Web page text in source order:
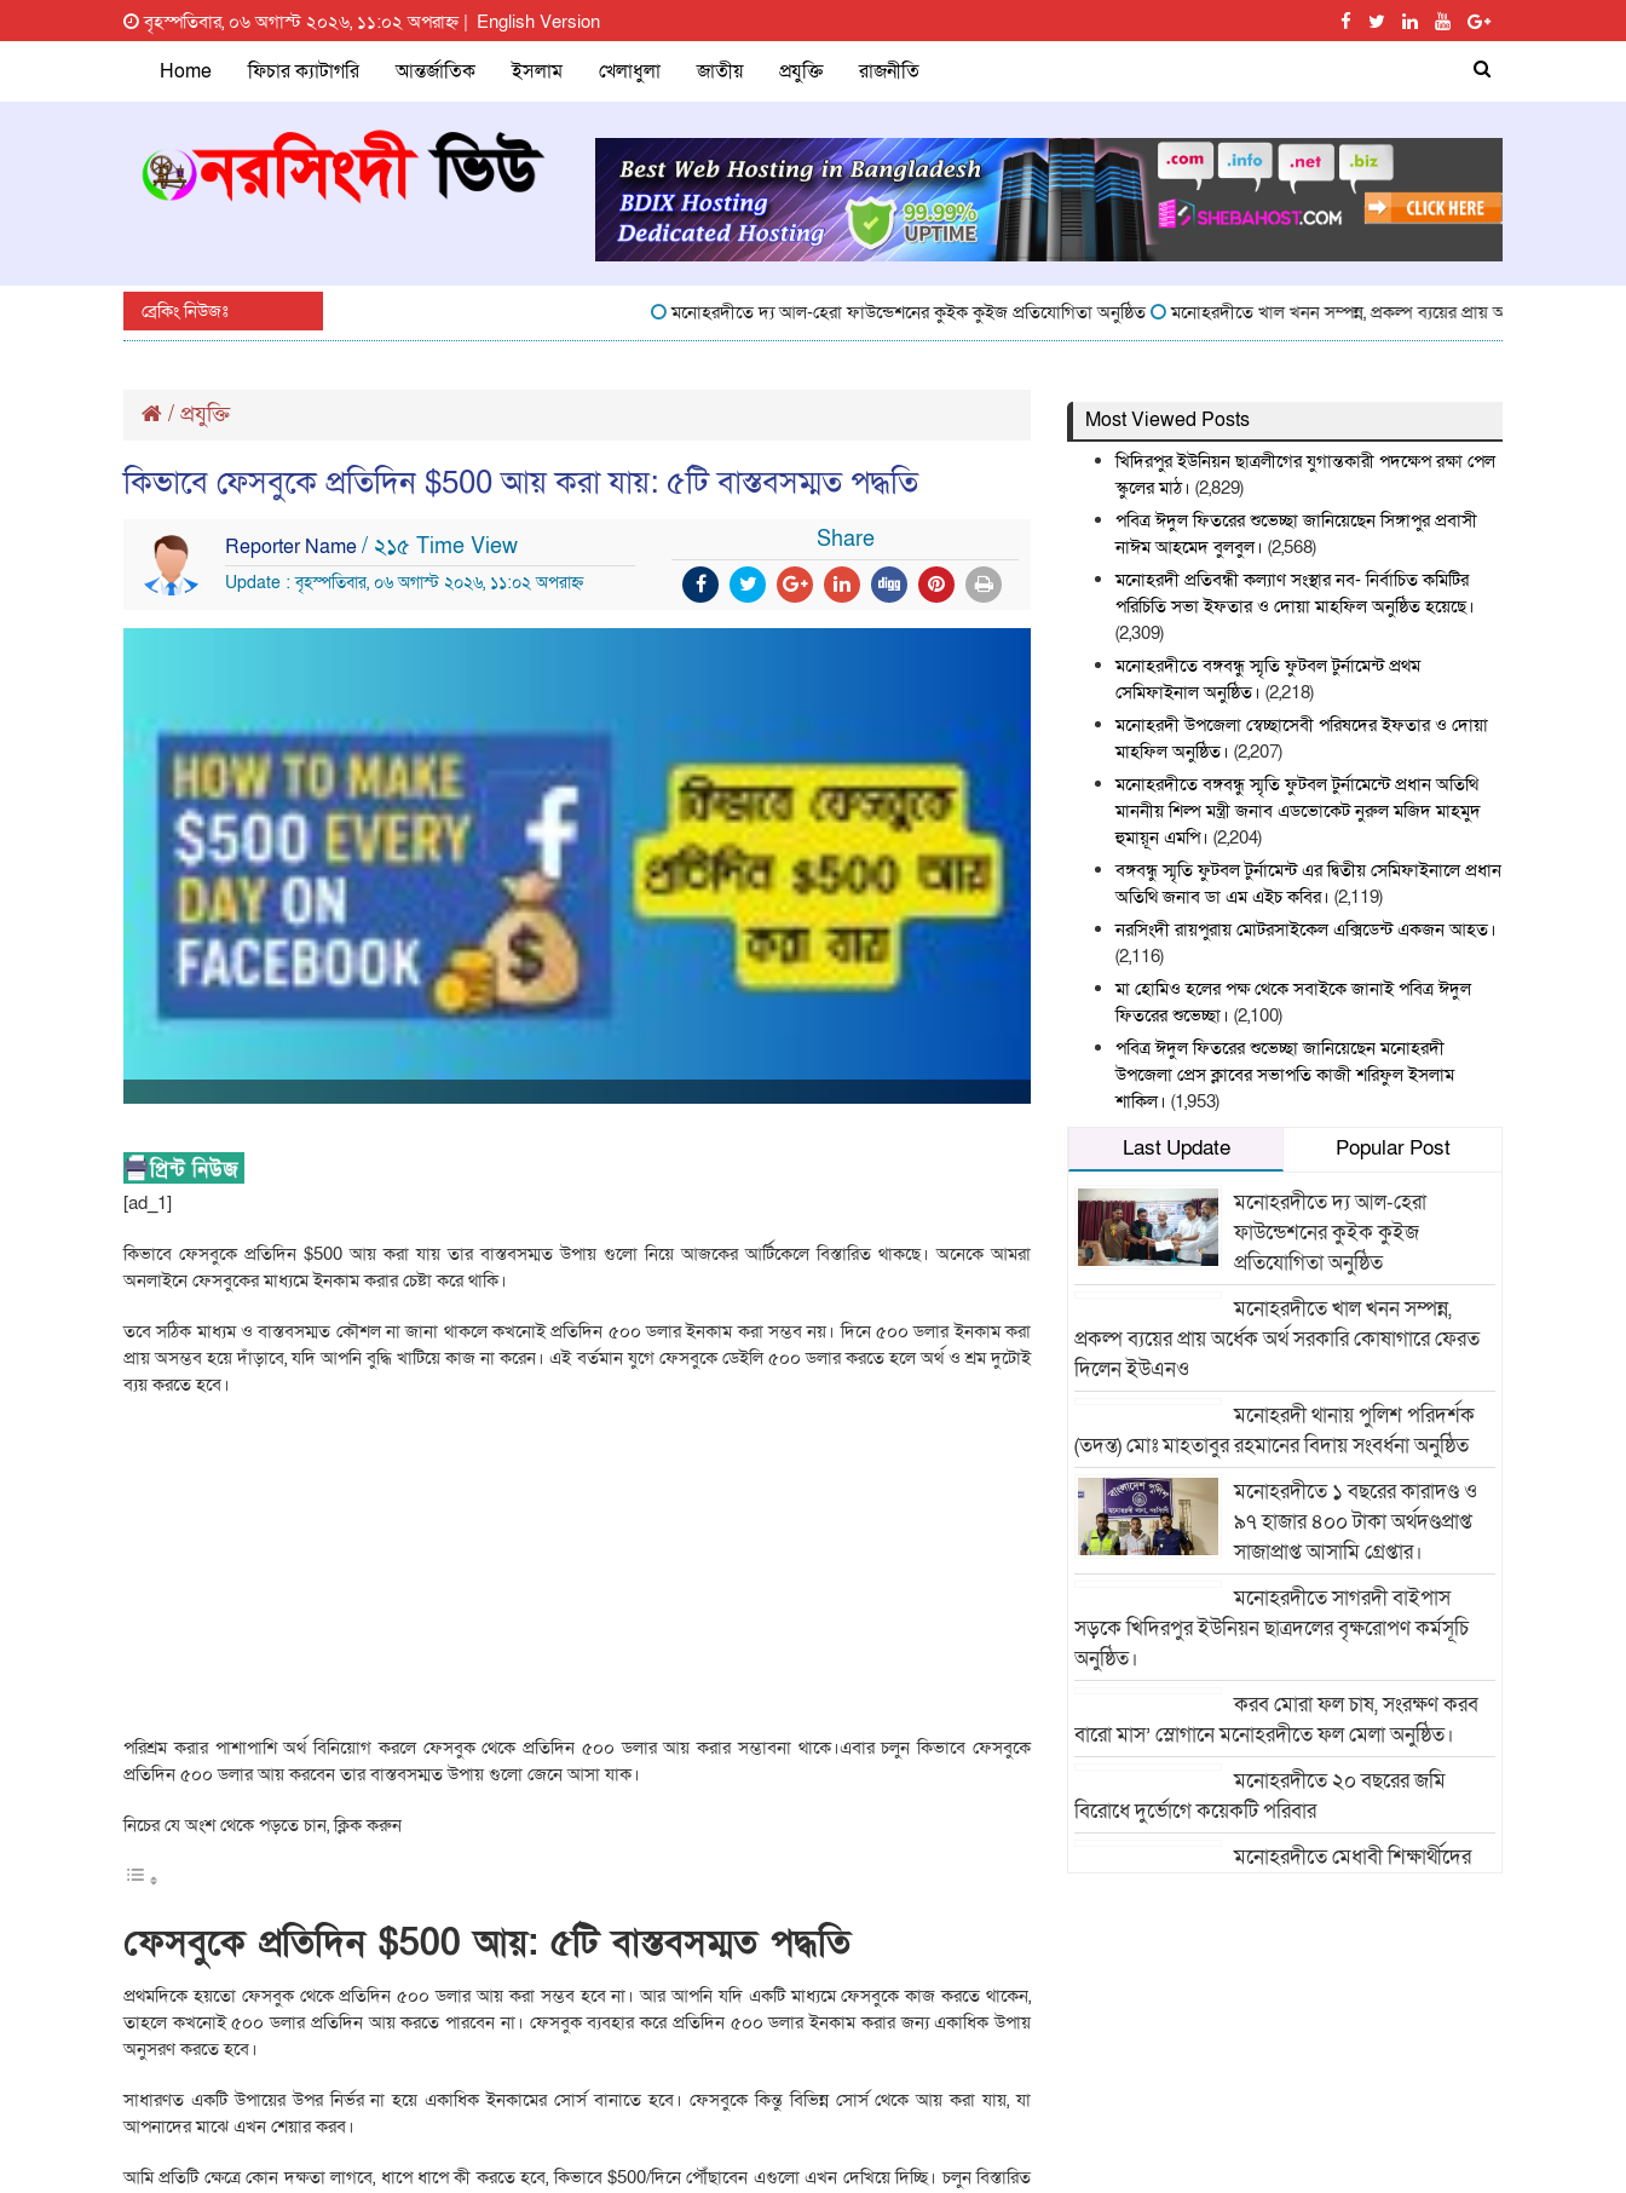
বৃহস্পতিবার, ০৬ অগাস্ট ২০২৬, ১১:০২ অপরাহ্ন | English Version
Home ফিচার ক্যাটাগরি আন্তর্জাতিক ইসলাম খেলাধুলা জাতীয় প্রযুক্তি রাজনীতি
ব্রেকিং নিউজঃ মনোহরদীতে দ্য আল-হেরা ফাউন্ডেশনের কুইক কুইজ প্রতিযোগিতা অনুষ্ঠিত মনোহরদীতে খাল খনন সম্পন্ন, প্রকল্প ব্যয়ের প্রায় অর্ধেক অর্থ সরকারি
/ প্রযুক্তি
কিভাবে ফেসবুকে প্রতিদিন $500 আয় করা যায়: ৫টি বাস্তবসম্মত পদ্ধতি
Reporter Name/ ২১৫ Time View
Update : বৃহস্পতিবার, ০৬ অগাস্ট ২০২৬, ১১:০২ অপরাহ্ন
Share
[ad_1]
কিভাবে ফেসবুকে প্রতিদিন $500 আয় করা যায় তার বাস্তবসম্মত উপায় গুলো নিয়ে আজকের আর্টিকেলে বিস্তারিত থাকছে। অনেকে আমরা
অনলাইনে ফেসবুকের মাধ্যমে ইনকাম করার চেষ্টা করে থাকি।
তবে সঠিক মাধ্যম ও বাস্তবসম্মত কৌশল না জানা থাকলে কখনোই প্রতিদিন ৫০০ ডলার ইনকাম করা সম্ভব নয়। দিনে ৫০০ ডলার ইনকাম করা
প্রায় অসম্ভব হয়ে দাঁড়াবে, যদি আপনি বুদ্ধি খাটিয়ে কাজ না করেন। এই বর্তমান যুগে ফেসবুকে ডেইলি ৫০০ ডলার করতে হলে অর্থ ও শ্রম দুটোই
ব্যয় করতে হবে।
পরিশ্রম করার পাশাপাশি অর্থ বিনিয়োগ করলে ফেসবুক থেকে প্রতিদিন ৫০০ ডলার আয় করার সম্ভাবনা থাকে।এবার চলুন কিভাবে ফেসবুকে
প্রতিদিন ৫০০ ডলার আয় করবেন তার বাস্তবসম্মত উপায় গুলো জেনে আসা যাক।
নিচের যে অংশ থেকে পড়তে চান, ক্লিক করুন
ফেসবুকে প্রতিদিন $500 আয়: ৫টি বাস্তবসম্মত পদ্ধতি
প্রথমদিকে হয়তো ফেসবুক থেকে প্রতিদিন ৫০০ ডলার আয় করা সম্ভব হবে না। আর আপনি যদি একটি মাধ্যমে ফেসবুকে কাজ করতে থাকেন,
তাহলে কখনোই ৫০০ ডলার প্রতিদিন আয় করতে পারবেন না। ফেসবুক ব্যবহার করে প্রতিদিন ৫০০ ডলার ইনকাম করার জন্য একাধিক উপায়
অনুসরণ করতে হবে।
সাধারণত একটি উপায়ের উপর নির্ভর না হয়ে একাধিক ইনকামের সোর্স বানাতে হবে। ফেসবুকে কিন্তু বিভিন্ন সোর্স থেকে আয় করা যায়, যা
আপনাদের মাঝে এখন শেয়ার করব।
আমি প্রতিটি ক্ষেত্রে কোন দক্ষতা লাগবে, ধাপে ধাপে কী করতে হবে, কিভাবে $500/দিনে পৌঁছাবেন এগুলো এখন দেখিয়ে দিচ্ছি। চলুন বিস্তারিত
Most Viewed Posts
খিদিরপুর ইউনিয়ন ছাত্রলীগের যুগান্তকারী পদক্ষেপ রক্ষা পেল
স্কুলের মাঠ। (2,829)
পবিত্র ঈদুল ফিতরের শুভেচ্ছা জানিয়েছেন সিঙ্গাপুর প্রবাসী
নাঈম আহমেদ বুলবুল। (2,568)
মনোহরদী প্রতিবন্ধী কল্যাণ সংস্থার নব- নির্বাচিত কমিটির
পরিচিতি সভা ইফতার ও দোয়া মাহফিল অনুষ্ঠিত হয়েছে।
(2,309)
মনোহরদীতে বঙ্গবন্ধু স্মৃতি ফুটবল টুর্নামেন্ট প্রথম
সেমিফাইনাল অনুষ্ঠিত। (2,218)
মনোহরদী উপজেলা স্বেচ্ছাসেবী পরিষদের ইফতার ও দোয়া
মাহফিল অনুষ্ঠিত। (2,207)
মনোহরদীতে বঙ্গবন্ধু স্মৃতি ফুটবল টুর্নামেন্টে প্রধান অতিথি
মাননীয় শিল্প মন্ত্রী জনাব এডভোকেট নুরুল মজিদ মাহমুদ
হুমায়ূন এমপি। (2,204)
বঙ্গবন্ধু স্মৃতি ফুটবল টুর্নামেন্ট এর দ্বিতীয় সেমিফাইনালে প্রধান
অতিথি জনাব ডা এম এইচ কবির। (2,119)
নরসিংদী রায়পুরায় মোটরসাইকেল এক্সিডেন্ট একজন আহত।
(2,116)
মা হোমিও হলের পক্ষ থেকে সবাইকে জানাই পবিত্র ঈদুল
ফিতরের শুভেচ্ছা। (2,100)
পবিত্র ঈদুল ফিতরের শুভেচ্ছা জানিয়েছেন মনোহরদী
উপজেলা প্রেস ক্লাবের সভাপতি কাজী শরিফুল ইসলাম
শাকিল। (1,953)
Last Update
Popular Post
মনোহরদীতে দ্য আল-হেরা
ফাউন্ডেশনের কুইক কুইজ
প্রতিযোগিতা অনুষ্ঠিত
মনোহরদীতে খাল খনন সম্পন্ন,
প্রকল্প ব্যয়ের প্রায় অর্ধেক অর্থ সরকারি কোষাগারে ফেরত
দিলেন ইউএনও
মনোহরদী থানায় পুলিশ পরিদর্শক
(তদন্ত) মোঃ মাহতাবুর রহমানের বিদায় সংবর্ধনা অনুষ্ঠিত
মনোহরদীতে ১ বছরের কারাদণ্ড ও
৯৭ হাজার ৪০০ টাকা অর্থদণ্ডপ্রাপ্ত
সাজাপ্রাপ্ত আসামি গ্রেপ্তার।
মনোহরদীতে সাগরদী বাইপাস
সড়কে খিদিরপুর ইউনিয়ন ছাত্রদলের বৃক্ষরোপণ কর্মসূচি
অনুষ্ঠিত।
করব মোরা ফল চাষ, সংরক্ষণ করব
বারো মাস’ স্লোগানে মনোহরদীতে ফল মেলা অনুষ্ঠিত।
মনোহরদীতে ২০ বছরের জমি
বিরোধে দুর্ভোগে কয়েকটি পরিবার
মনোহরদীতে মেধাবী শিক্ষার্থীদের